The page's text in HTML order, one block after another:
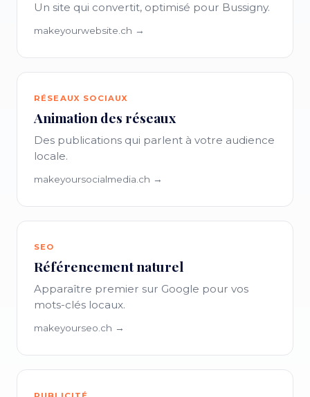
Un site qui convertit, optimisé pour Bussigny.
makeyourwebsite.ch →
RÉSEAUX SOCIAUX
Animation des réseaux
Des publications qui parlent à votre audience
locale.
makeyoursocialmedia.ch →
SEO
Référencement naturel
Apparaître premier sur Google pour vos
mots-clés locaux.
makeyourseo.ch →